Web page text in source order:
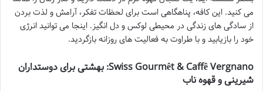
می کنید. این کافه، پناهگاهی است برای لحظات تفکر، آرامش و لذت بردن
از سادگی های زندگی در محیطی لوکس و دل انگیز. اینجا می توانید انرژی
خود را بازیابید و با طراوت به فعالیت های روزانه بازگردید.
Swiss Gourmêt & Caffê Vergnano: بهشتی برای دوستداران
شیرینی و قهوه ناب